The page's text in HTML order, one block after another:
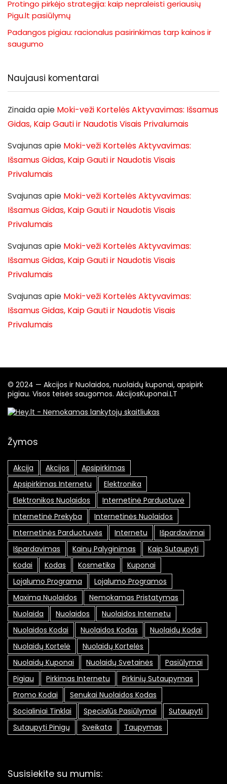
Protingo pirkėjo strategija: kaip nepraleisti geriausių
Pigu.lt pasiūlymų
Padangos pigiau: racionalus pasirinkimas tarp kainos ir
saugumo
Naujausi komentarai
Zinaidaapie Moki-veži Kortelės Aktyvavimas: Išsamus
Gidas, Kaip Gauti ir Naudotis Visais Privalumais
Svajunas apie Moki-veži Kortelės Aktyvavimas:
Išsamus Gidas, Kaip Gauti ir Naudotis Visais
Privalumais
Svajunas apie Moki-veži Kortelės Aktyvavimas:
Išsamus Gidas, Kaip Gauti ir Naudotis Visais
Privalumais
Svajunas apie Moki-veži Kortelės Aktyvavimas:
Išsamus Gidas, Kaip Gauti ir Naudotis Visais
Privalumais
Svajunas apie Moki-veži Kortelės Aktyvavimas:
Išsamus Gidas, Kaip Gauti ir Naudotis Visais
Privalumais
© 2024 — Akcijos ir Nuolaidos, nuolaidų kuponai, apsipirk
pigiau. Visos teisės saugomos. AkcijosKuponai.LT
Žymos
Akcija Akcijos
Apsipirkimas
Apsipirkimas Internetu
Elektronika
Elektronikos Nuolaidos
Internetinė Parduotuvė
Internetinė Prekyba
Internetinės Nuolaidos
Internetinės Parduotuvės
Internetu
Išpardavimai
Išpardavimas
Kainų Palyginimas
Kaip Sutaupyti
Kodai
Kodas Kosmetika
Kuponai
Lojalumo Programa
Lojalumo Programos
Maxima Nuolaidos
Nemokamas Pristatymas
Nuolaida
Nuolaidos
Nuolaidos Internetu
Nuolaidos Kodai
Nuolaidos Kodas
Nuolaidų Kodai
Nuolaidų Kortelė
Nuolaidų Kortelės
Nuolaidų Kuponai
Nuolaidų Svetainės
Pasiūlymai
Pigiau
Pirkimas Internetu
Pirkinių Sutaupymas
Promo Kodai
Senukai Nuolaidos Kodas
Socialiniai Tinklai
Specialūs Pasiūlymai
Sutaupyti
Sutaupyti Pinigų
Sveikata Taupymas
Susisiekite su mumis: